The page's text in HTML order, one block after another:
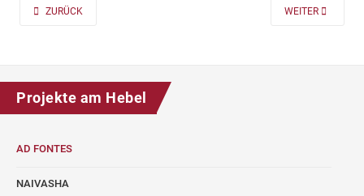
PREVIOUS ARTICLE: AD FONTES 2019/20 „MASS“ FÜR DIE KLASSEN 7
ZURÜCK NEXT ARTICLE:
WEITER
Projekte am Hebel
AD FONTES
NAIVASHA